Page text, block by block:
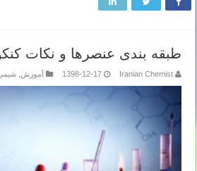
طبقه بندی عنصرها و نکات
Iranian Chemist
1398-12-17 آموزش